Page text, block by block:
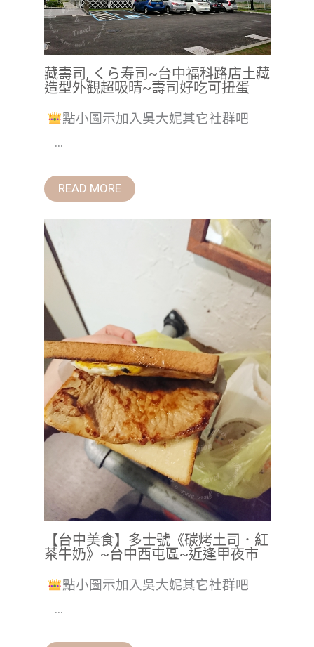
藏壽司, くら寿司~台中福科路店土藏
造型外觀超吸晴~壽司好吃可扭蛋
點小圖示加入吳大妮其它社群吧
...
READ MORE
【台中美食】多士號《碳烤土司．紅
茶牛奶》~台中西屯區~近逢甲夜市
點小圖示加入吳大妮其它社群吧
...